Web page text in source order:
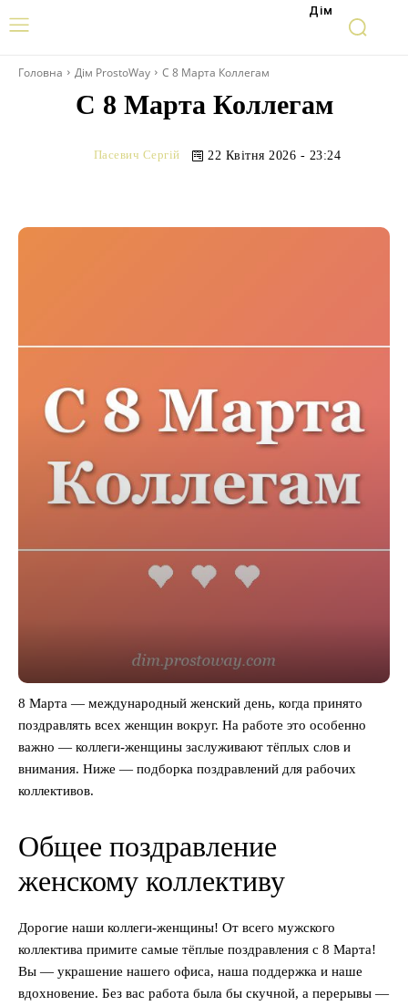
Дім
Головна Дім ProstoWay С 8 Марта Коллегам
С 8 Марта Коллегам
Пасевич Сергій 22 Квітня 2026 - 23:24
8 Марта — международный женский день, когда принято
поздравлять всех женщин вокруг. На работе это особенно
важно — коллеги-женщины заслуживают тёплых слов и
внимания. Ниже — подборка поздравлений для рабочих
коллективов.
Общее поздравление
женскому коллективу
Дорогие наши коллеги-женщины! От всего мужского
коллектива примите самые тёплые поздравления с 8 Марта!
Вы — украшение нашего офиса, наша поддержка и наше
вдохновение. Без вас работа была бы скучной, а перерывы —